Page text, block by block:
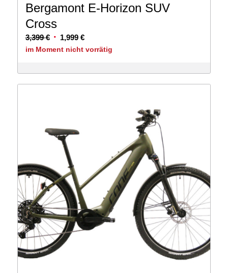
Bergamont E-Horizon SUV
Cross
3,399€ Ursprünglicher
Preis
3,399 €
1,999 €Aktueller
Preis
1,999 €.
im Moment nicht vorrätig